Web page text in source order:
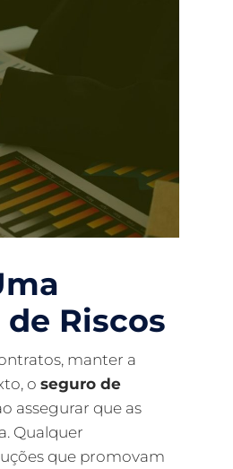
Riscos
manter a
oseguro de
assegurar que as
Qualquer
que promovam